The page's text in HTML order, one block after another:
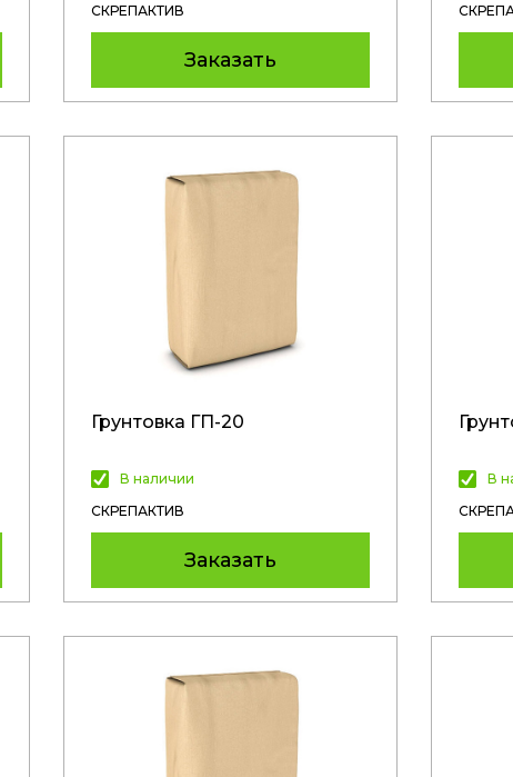
СКРЕПАКТИВ
Заказать
Грунтовка ГП-20
В наличии
СКРЕПАКТИВ
Заказать
В